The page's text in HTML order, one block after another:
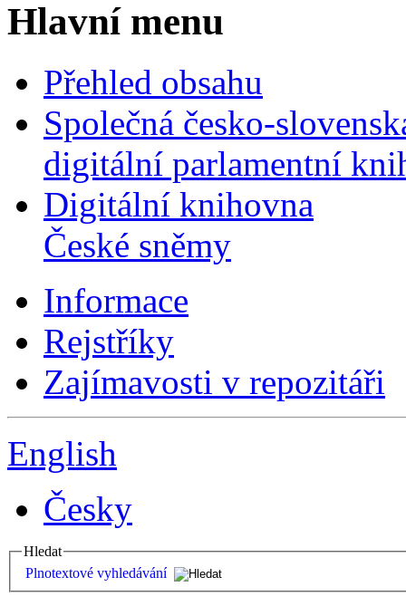
Hlavní menu
Přehled obsahu
Společná česko-
digitální parlamentní
Digitální knihovna
České sněmy
Informace
Rejstříky
Zajímavosti v repozitáři
English
Česky
Hledat
Plnotextové vyhledávání